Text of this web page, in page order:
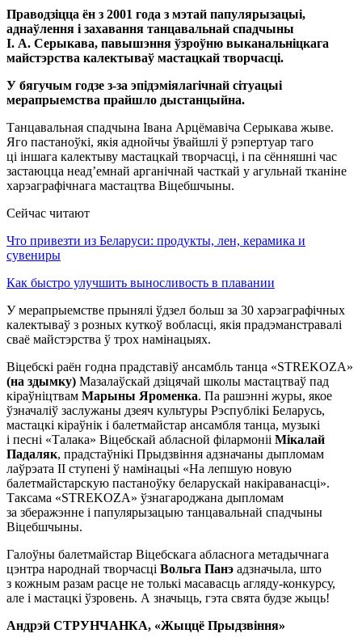
Праводзіцца ён з 2001 года з мэтай папулярызацыі,
аднаўлення і захавання танцавальнай спадчыны
І. А. Серыкава, павышэння ўзроўню выканальніцкага
майстэрства калектываў мастацкай творчасці.
У бягучым годзе з-за эпідэміялагічнай сітуацыі
мерапрыемства прайшло дыстанцыйна.
Танцавальная спадчына Івана Арцёмавіча Серыкава жыве.
Яго пастаноўкі, якія аднойчы ўвайшлі ў рэпертуар таго
ці іншага калектыву мастацкай творчасці, і па сённяшні час
застаюцца неад’емнай арганічнай часткай у агульнай тканіне
харэаграфічнага мастацтва Віцебшчыны.
Сейчас читают
Что привезти из Беларуси: продукты, лен, керамика и
сувениры
Как быстро улучшить выносливость в плавании
У мерапрыемстве прынялі ўдзел больш за 30 харэаграфічных
калектываў з розных куткоў вобласці, якія прадэманстравалі
сваё майстэрства ў трох намінацыях.
Віцебскі раён годна прадставіў ансамбль танца «STREKOZA»
(на здымку) Мазалаўскай дзіцячай школы мастацтваў пад
кіраўніцтвам Марыны Яроменка. Па рашэнні журы, якое
ўзначаліў заслужаны дзеяч культуры Рэспублікі Беларусь,
мастацкі кіраўнік і балетмайстар ансамбля танца, музыкі
і песні «Талака» Віцебскай абласной філармоніі Мікалай
Падаляк, прадстаўнікі Прыдзвіння адзначаны дыпломам
лаўрэата ІІ ступені ў намінацыі «На лепшую новую
балетмайстарскую пастаноўку беларускай накіраванасці».
Таксама «STREKOZA» ўзнагароджана дыпломам
за зберажэнне і папулярызацыю танцавальнай спадчыны
Віцебшчыны.
Галоўны балетмайстар Віцебскага абласнога метадычнага
цэнтра народнай творчасці Вольга Панэ адзначыла, што
з кожным разам расце не толькі масавасць агляду-конкурсу,
але і мастацкі ўзровень. А значыць, гэта свята будзе жыць!
Андрэй СТРУНЧАНКА, «Жыццё Прыдзвіння»